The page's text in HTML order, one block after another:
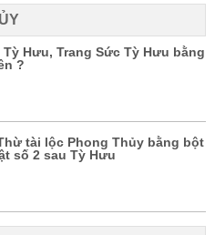
Hưu, Trang Sức Tỳ Hưu bằng
?
tài lộc Phong Thủy bằng bột
số 2 sau Tỳ Hưu